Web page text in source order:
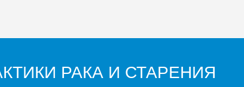
РАКА И СТАРЕНИЯ